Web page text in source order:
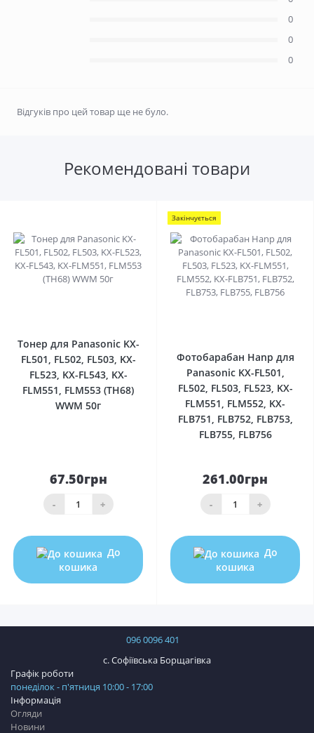
0
0
0
Відгуків про цей товар ще не було.
Рекомендовані товари
Тонер для Panasonic KX-
FL501, FL502, FL503, KX-
FL523, KX-FL543, KX-
FLM551, FLM553 (TH68)
WWM 50г
67.50грн
- +
До
кошика
Закінчується
Фотобарабан Hanp для
Panasonic KX-FL501,
FL502, FL503, FL523, KX-
FLM551, FLM552, KX-
FLB751, FLB752, FLB753,
FLB755, FLB756
261.00грн
- +
До
кошика
096 0096 401
с. Софіївська Борщагівка
Інформація
Огляди
Новини
Графік роботи
понеділок - п'ятниця 10:00 - 17:00